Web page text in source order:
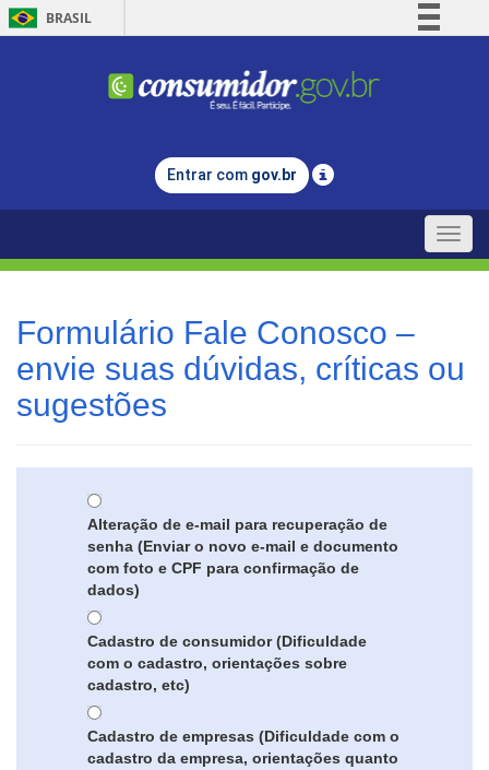
BRASIL
Comunica BR
Legislação
Entrar com gov.br
Toggle
Formulário Fale Conosco –
envie suas dúvidas, críticas ou
sugestões
Alteração de e-mail para recuperação de
senha (Enviar o novo e-mail e documento
com foto e CPF para confirmação de
dados)
Cadastro de consumidor (Dificuldade
com o cadastro, orientações sobre
cadastro, etc)
Cadastro de empresas (Dificuldade com o
cadastro da empresa, orientações quanto